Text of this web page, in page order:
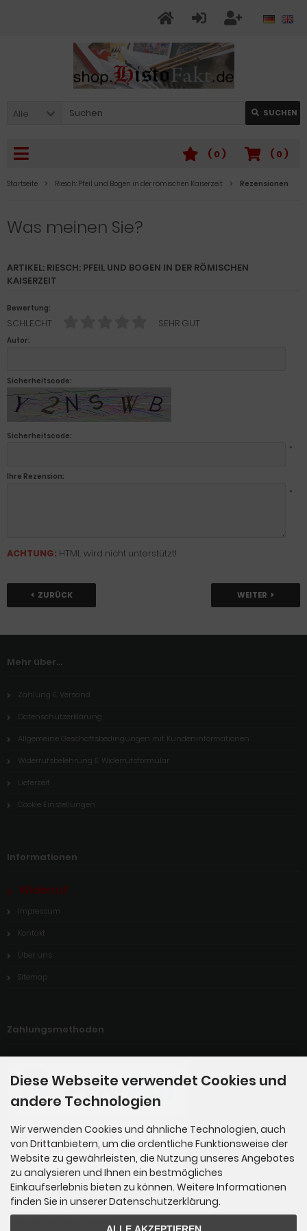
Alle SUCHEN
( 0 )
( 0 )
Startseite Riesch: Pfeil und Bogen in der römischen Kaiserzeit Rezensionen
Was meinen Sie?
ARTIKEL: RIESCH: PFEIL UND BOGEN IN DER RÖMISCHEN
KAISERZEIT
Bewertung:
SCHLECHT SEHR GUT
Autor:
Sicherheitscode:
Sicherheitscode:
*
Ihre Rezension:
*
ACHTUNG: HTML wird nicht unterstützt!
ZURÜCK WEITER
Mehr über...
Zahlung & Versand
Datenschutzerklärung
Allgemeine Geschäftsbedingungen mit Kundeninformationen
Widerrufsbelehrung & Widerrufsformular
Lieferzeit
Cookie Einstellungen
Informationen
Widerruf
Impressum
Kontakt
Über uns
Sitemap
Zahlungsmethoden
Newsletter-Anmeldung
Diese Webseite verwendet Cookies und
andere Technologien
Wir verwenden Cookies und ähnliche Technologien, auch
von Drittanbietern, um die ordentliche Funktionsweise der
Website zu gewährleisten, die Nutzung unseres Angebotes
zu analysieren und Ihnen ein bestmögliches
Einkaufserlebnis bieten zu können. Weitere Informationen
finden Sie in unserer Datenschutzerklärung.